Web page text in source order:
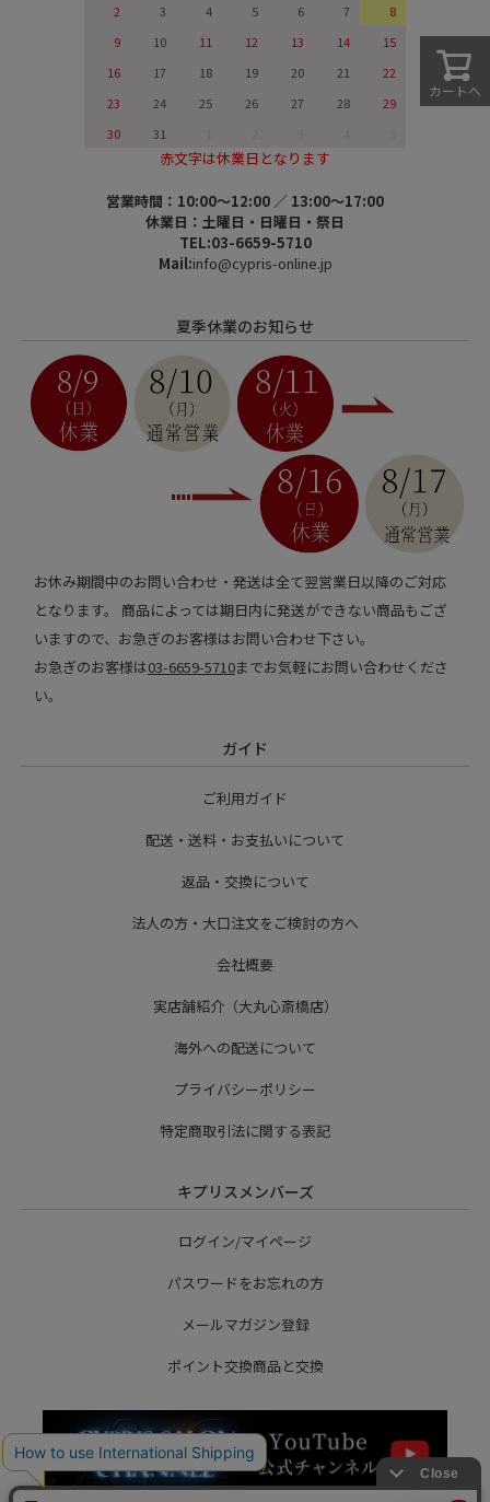
カートへ
2
3 4 5 6 7
8
9
10 11 12 13 14
15
16
17 18 19 20 21
22
23
24 25 26 27 28
29
30
31
赤文字は休業日となります
営業時間：10:00～12:00 ／ 13:00～17:00
休業日：土曜日・日曜日・祭日
TEL:03-6659-5710
Mail:info@cypris-online.jp
夏季休業のお知らせ
お休み期間中のお問い合わせ・発送は全て翌営業日以降のご対応
となります。 商品によっては期日内に発送ができない商品もござ
いますので、お急ぎのお客様はお問い合わせ下さい。
お急ぎのお客様は03-6659-5710までお気軽にお問い合わせくださ
い。
ガイド
ご利用ガイド
配送・送料・お支払いについて
返品・交換について
法人の方・大口注文をご検討の方へ
会社概要
実店舗紹介（大丸心斎橋店）
海外への配送について
プライバシーポリシー
特定商取引法に関する表記
キプリスメンバーズ
ログイン/マイページ
パスワードをお忘れの方
メールマガジン登録
ポイント交換商品と交換